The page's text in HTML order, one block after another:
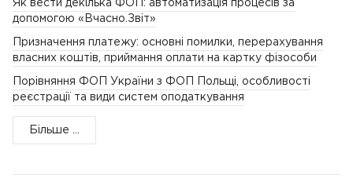
Як вести декілька ФОП: автоматизація процесів за
допомогою «Вчасно.Звіт»
Призначення платежу: основні помилки, перерахування
власних коштів, приймання оплати на картку фізособи
Порівняння ФОП України з ФОП Польщі, особливості
реєстрації та види систем оподаткування
Більше ...